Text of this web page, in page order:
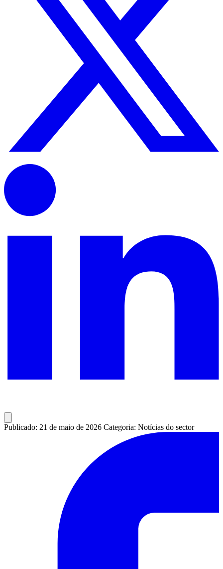
Publicado: 21 de maio de 2026 Categoria: Notícias do sector